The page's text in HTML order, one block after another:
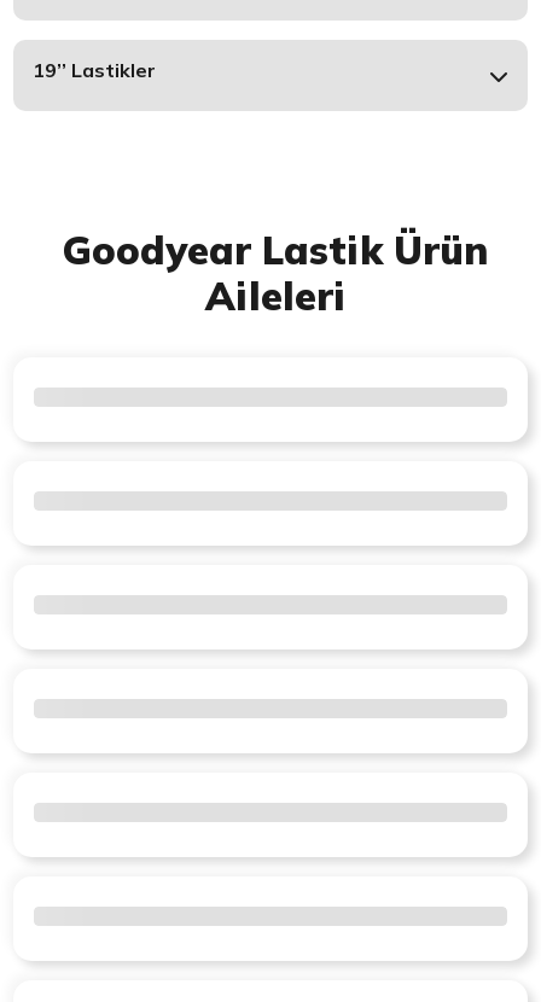
19’’ Lastikler
Goodyear Lastik Ürün
Aileleri